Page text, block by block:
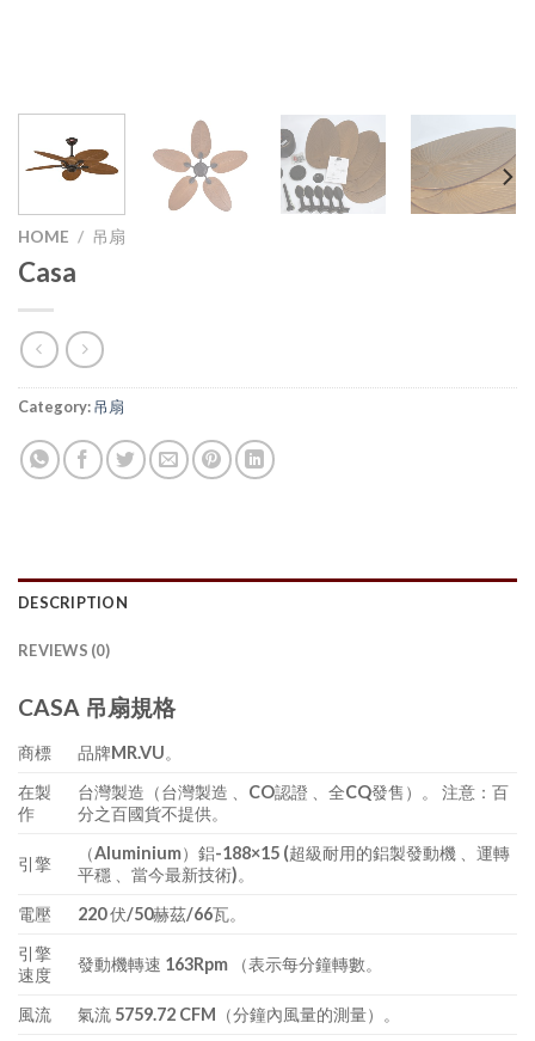
HOME / 吊扇
Casa
Category:吊扇
DESCRIPTION
REVIEWS (0)
CASA 吊扇規格
商標
品牌MR.VU。
在製
作
台灣製造（台灣製造 、CO認證 、全CQ發售）。 注意：百
分之百國貨不提供。
引擎
（Aluminium）鋁-188×15 (超級耐用的鋁製發動機 、運轉
平穩 、當今最新技術)。
電壓
220 伏/50赫茲/66瓦。
引擎
速度
發動機轉速 163Rpm （表示每分鐘轉數。
風流
氣流 5759.72 CFM（分鐘內風量的測量）。